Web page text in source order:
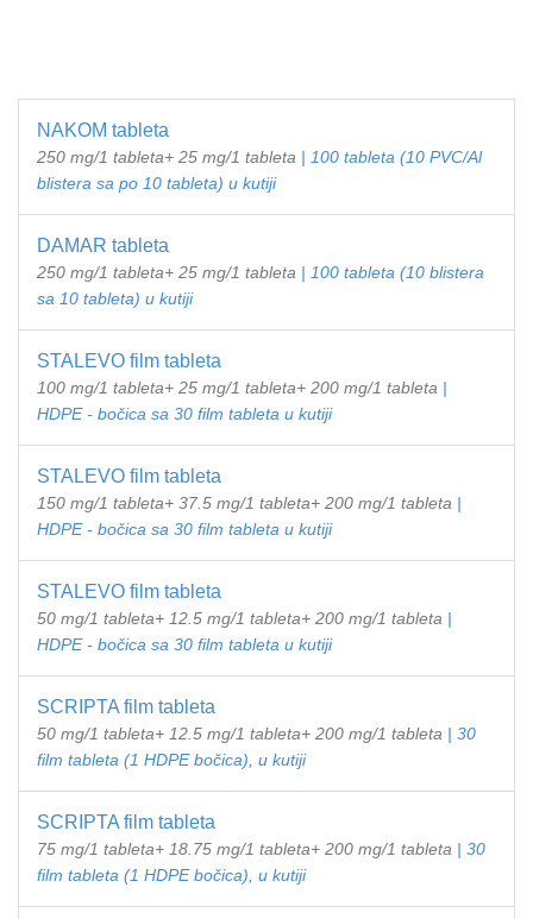
NAKOM tableta
250 mg/1 tableta+ 25 mg/1 tableta | 100 tableta (10 PVC/Al
blistera sa po 10 tableta) u kutiji
DAMAR tableta
250 mg/1 tableta+ 25 mg/1 tableta | 100 tableta (10 blistera
sa 10 tableta) u kutiji
STALEVO film tableta
100 mg/1 tableta+ 25 mg/1 tableta+ 200 mg/1 tableta
HDPE - bočica sa 30 film tableta u kutiji
STALEVO film tableta
150 mg/1 tableta+ 37.5 mg/1 tableta+ 200 mg/1 tableta
HDPE - bočica sa 30 film tableta u kutiji
STALEVO film tableta
50 mg/1 tableta+ 12.5 mg/1 tableta+ 200 mg/1 tableta
HDPE - bočica sa 30 film tableta u kutiji
SCRIPTA film tableta
50 mg/1 tableta+ 12.5 mg/1 tableta+ 200 mg/1 tableta | 30
film tableta (1 HDPE bočica), u kutiji
SCRIPTA film tableta
75 mg/1 tableta+ 18.75 mg/1 tableta+ 200 mg/1 tableta | 30
film tableta (1 HDPE bočica), u kutiji